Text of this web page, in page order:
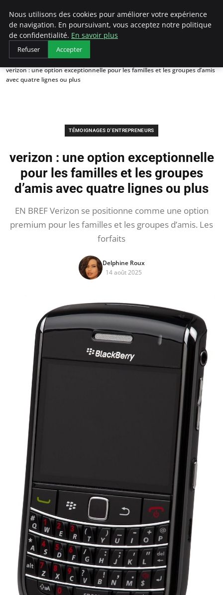
LECFCM
Accueil
Témoignages d'entrepreneurs
verizon : une option exceptionnelle pour les familles et les groupes d’amis
avec quatre lignes ou plus
TÉMOIGNAGES D'ENTREPRENEURS
verizon : une option exceptionnelle
pour les familles et les groupes
d’amis avec quatre lignes ou plus
EN BREF Verizon se positionne comme une option
premium pour les familles et les groupes d’amis. Les
forfaits
Delphine Roux
14 août 2025
Nous utilisons des cookies pour améliorer votre expérience
de navigation. En poursuivant, vous acceptez notre politique
de confidentialité. En savoir plus
Refuser Accepter